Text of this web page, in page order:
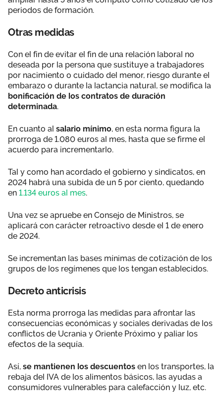
periodos de formación.
Otras medidas
Con el fin de evitar el fin de una relación laboral no
deseada por la persona que sustituye a trabajadores
por nacimiento o cuidado del menor, riesgo durante el
embarazo o durante la lactancia natural, se modifica la
bonificación de los contratos de duración
determinada.
En cuanto al salario mínimo, en esta norma figura la
prorroga de 1.080 euros al mes, hasta que se firme el
acuerdo para incrementarlo.
Tal y como han acordado el gobierno y sindicatos, en
2024 habrá una subida de un 5 por ciento, quedando
en 1.134 euros al mes.
Una vez se apruebe en Consejo de Ministros, se
aplicará con carácter retroactivo desde el 1 de enero
de 2024.
Se incrementan las bases mínimas de cotización de los
grupos de los regímenes que los tengan establecidos.
Decreto anticrisis
Esta norma prorroga las medidas para afrontar las
consecuencias económicas y sociales derivadas de los
conflictos de Ucrania y Oriente Próximo y paliar los
efectos de la sequía.
Así, se mantienen los descuentos en los transportes, la
rebaja del IVA de los alimentos básicos, las ayudas a
consumidores vulnerables para calefacción y luz, etc.